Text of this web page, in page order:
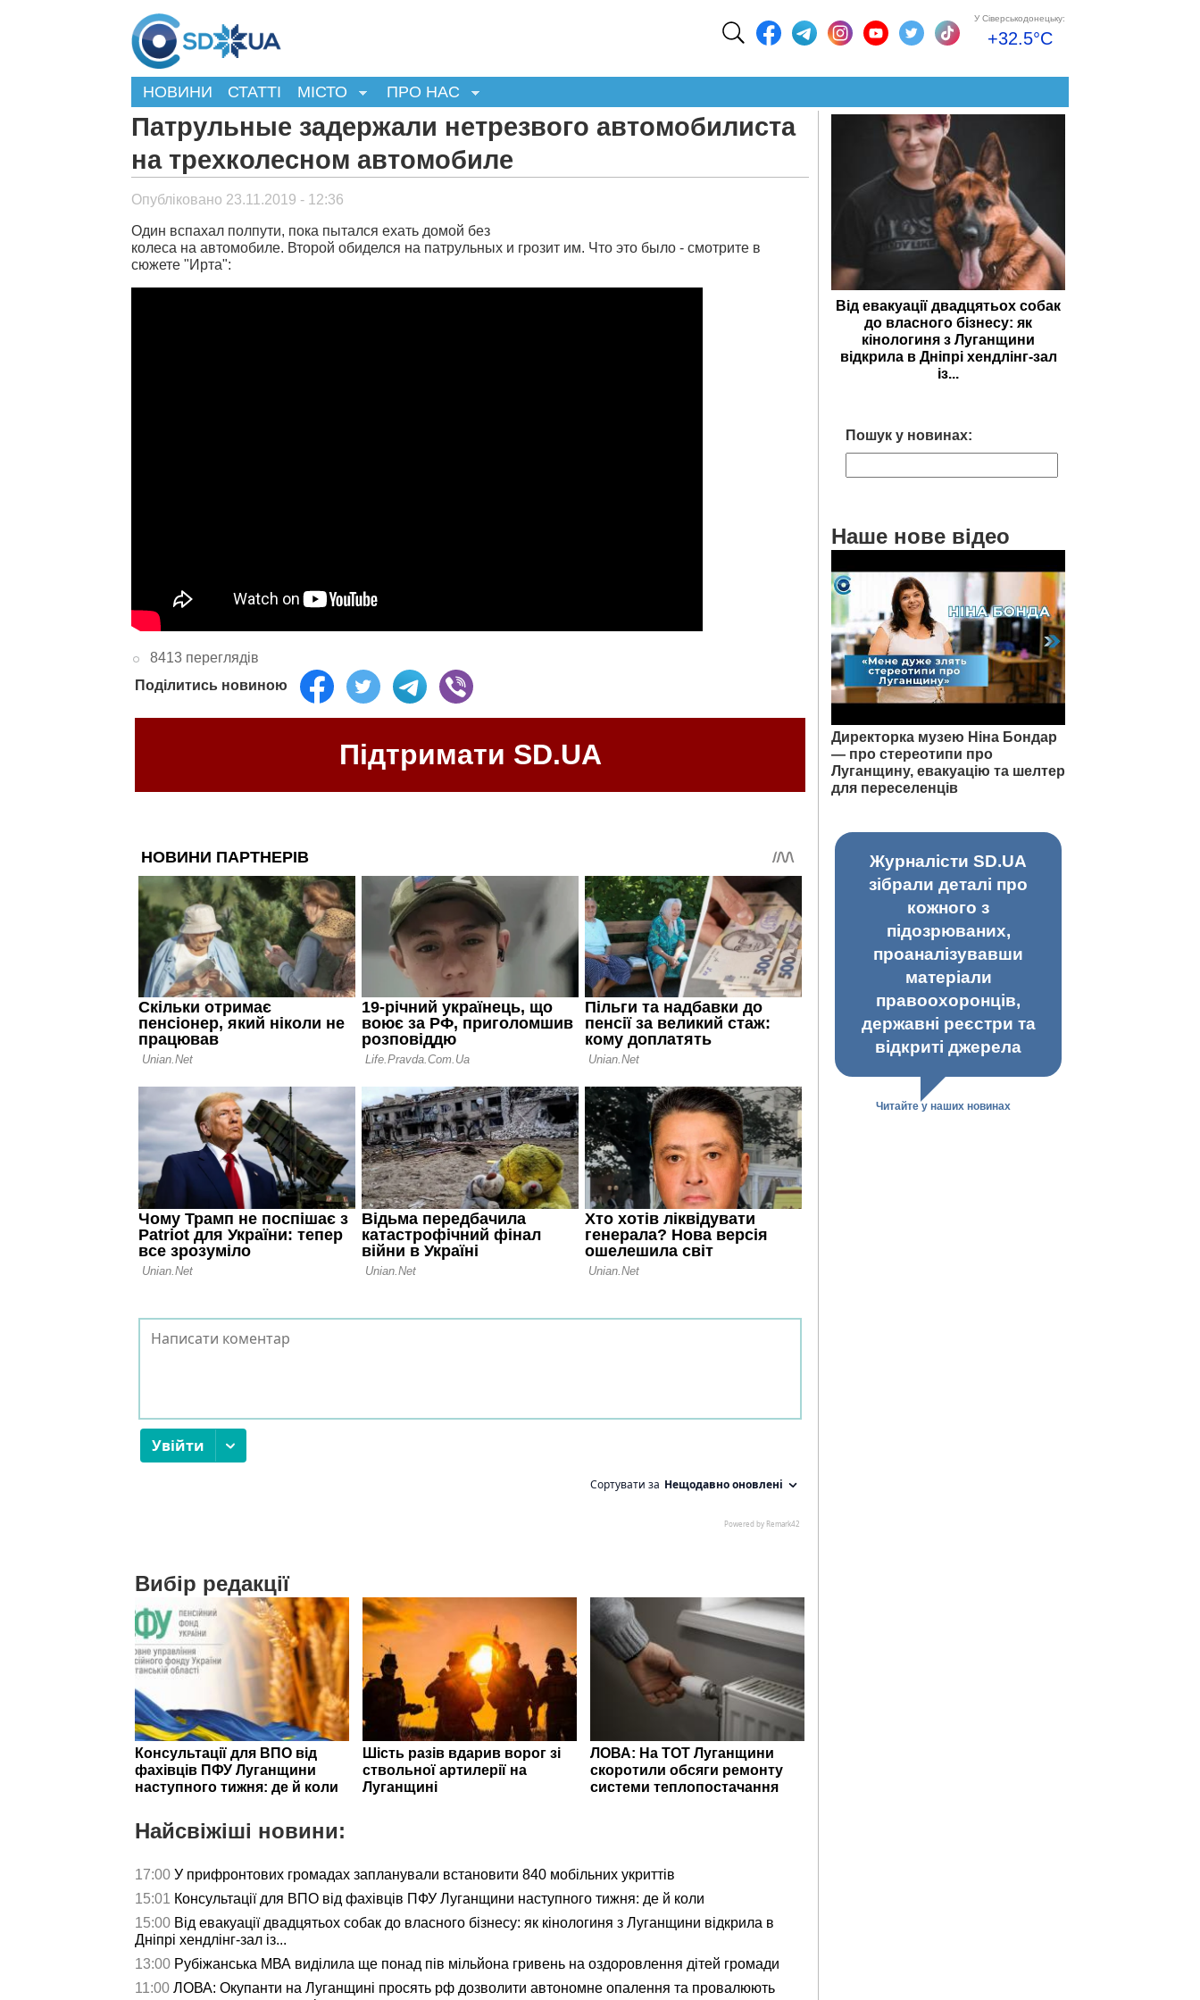
У Сіверськодонецьку:
+32.5°C
НОВИНИ СТАТТІ МІСТО ПРО НАС
Патрульные задержали нетрезвого автомобилиста
на трехколесном автомобиле
Опубліковано 23.11.2019 - 12:36
Один вспахал полпути, пока пытался ехать домой без
колеса на автомобиле. Второй обиделся на патрульных и грозит им. Что это было - смотрите в
сюжете "Ирта":
8413 переглядів
Поділитись новиною
Підтримати SD.UA
Вибір редакції
Консультації для ВПО від
фахівців ПФУ Луганщини
наступного тижня: де й коли
Шість разів вдарив ворог зі
ствольної артилерії на
Луганщині
ЛОВА: На ТОТ Луганщини
скоротили обсяги ремонту
системи теплопостачання
Найсвіжіші новини:
17:00 У прифронтових громадах запланували встановити 840 мобільних укриттів
15:01 Консультації для ВПО від фахівців ПФУ Луганщини наступного тижня: де й коли
15:00 Від евакуації двадцятьох собак до власного бізнесу: як кінологиня з Луганщини відкрила в
Дніпрі хендлінг-зал із...
13:00 Рубіжанська МВА виділила ще понад пів мільйона гривень на оздоровлення дітей громади
11:00 ЛОВА: Окупанти на Луганщині просять рф дозволити автономне опалення та провалюють
Від евакуації двадцятьох собак
до власного бізнесу: як
кінологиня з Луганщини
відкрила в Дніпрі хендлінг-зал
із...
Пошук у новинах:
Наше нове відео
Директорка музею Ніна Бондар
— про стереотипи про
Луганщину, евакуацію та шелтер
для переселенців
Журналісти SD.UA
зібрали деталі про
кожного з
підозрюваних,
проаналізувавши
матеріали
правоохоронців,
державні реєстри та
відкриті джерела
Читайте у наших новинах